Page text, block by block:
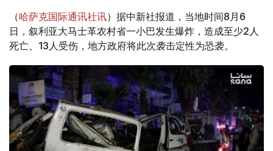
（哈萨克国际通讯社讯）据中新社报道，当地时间8月6
日，叙利亚大马士革农村省一小巴发生爆炸，造成至少2人
死亡、13人受伤，地方政府将此次袭击定性为恐袭。